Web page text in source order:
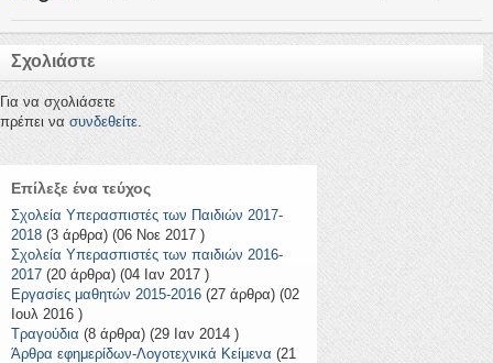
Σχολιάστε
Για να σχολιάσετε
πρέπει να συνδεθείτε
Επίλεξε ένα τεύχος
Σχολεία Υπερασπιστές των Παιδιών 2017-
2018 (3 άρθρα) (06 Νοε 2017 )
Σχολεία Υπερασπιστές των παιδιών 2016-
2017 (20 άρθρα) (04 Ιαν 2017 )
Εργασίες μαθητών 2015-2016 (27 άρθρα) (02
Ιουλ 2016 )
Τραγούδια (8 άρθρα) (29 Ιαν 2014 )
Άρθρα εφημερίδων-Λογοτεχνικά Κείμενα (21